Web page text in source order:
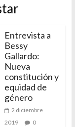
Entrevista a
Bessy
Gallardo:
Nueva
constitución y
equidad de
género
2 diciembre
2019
0